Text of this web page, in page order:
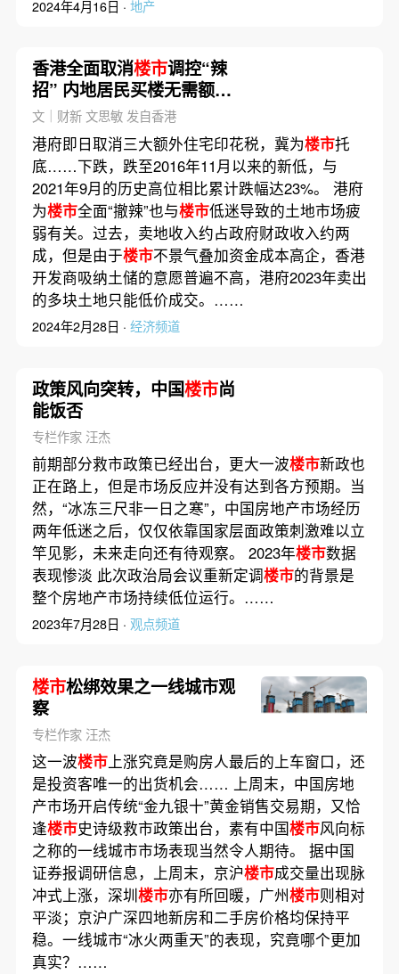
2024年4月16日 · 地产
香港全面取消楼市调控“辣
招” 内地居民买楼无需额外
缴税
文｜财新 文思敏 发自香港
港府即日取消三大额外住宅印花税，冀为楼市托
底……下跌，跌至2016年11月以来的新低，与
2021年9月的历史高位相比累计跌幅达23%。 港府
为楼市全面“撤辣”也与楼市低迷导致的土地市场疲
弱有关。过去，卖地收入约占政府财政收入约两
成，但是由于楼市不景气叠加资金成本高企，香港
开发商吸纳土储的意愿普遍不高，港府2023年卖出
的多块土地只能低价成交。……
2024年2月28日 · 经济频道
政策风向突转，中国楼市尚
能饭否
专栏作家 汪杰
前期部分救市政策已经出台，更大一波楼市新政也
正在路上，但是市场反应并没有达到各方预期。当
然，“冰冻三尺非一日之寒”，中国房地产市场经历
两年低迷之后，仅仅依靠国家层面政策刺激难以立
竿见影，未来走向还有待观察。 2023年楼市数据
表现惨淡 此次政治局会议重新定调楼市的背景是
整个房地产市场持续低位运行。……
2023年7月28日 · 观点频道
楼市松绑效果之一线城市观
察
专栏作家 汪杰
这一波楼市上涨究竟是购房人最后的上车窗口，还
是投资客唯一的出货机会…… 上周末，中国房地
产市场开启传统“金九银十”黄金销售交易期，又恰
逢楼市史诗级救市政策出台，素有中国楼市风向标
之称的一线城市市场表现当然令人期待。 据中国
证券报调研信息，上周末，京沪楼市成交量出现脉
冲式上涨，深圳楼市亦有所回暖，广州楼市则相对
平淡；京沪广深四地新房和二手房价格均保持平
稳。一线城市“冰火两重天”的表现，究竟哪个更加
真实？……